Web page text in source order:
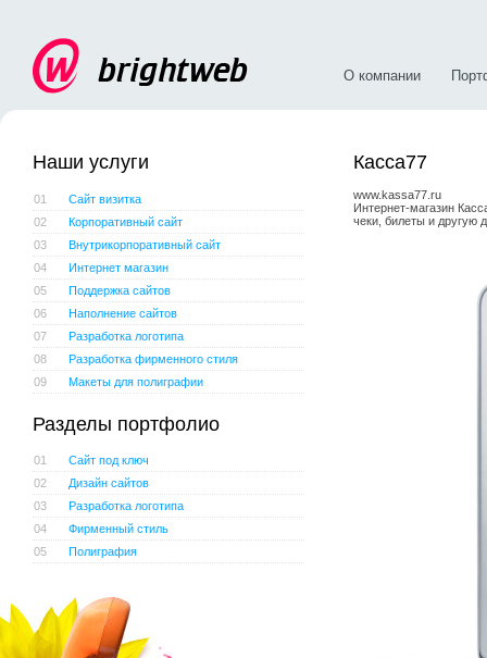
О компании
Касса77
www.kassa77.ru
Интернет-магазин
чеки, билеты и другую
Наши услуги
01
Сайт визитка
02
Корпоративный сайт
03
Внутрикорпоративный сайт
04
Интернет магазин
05
Поддержка сайтов
06
Наполнение сайтов
07
Разработка логотипа
08
Разработка фирменного стиля
09
Макеты для полиграфии
Разделы портфолио
01
Сайт под ключ
02
Дизайн сайтов
03
Разработка логотипа
04
Фирменный стиль
05
Полиграфия